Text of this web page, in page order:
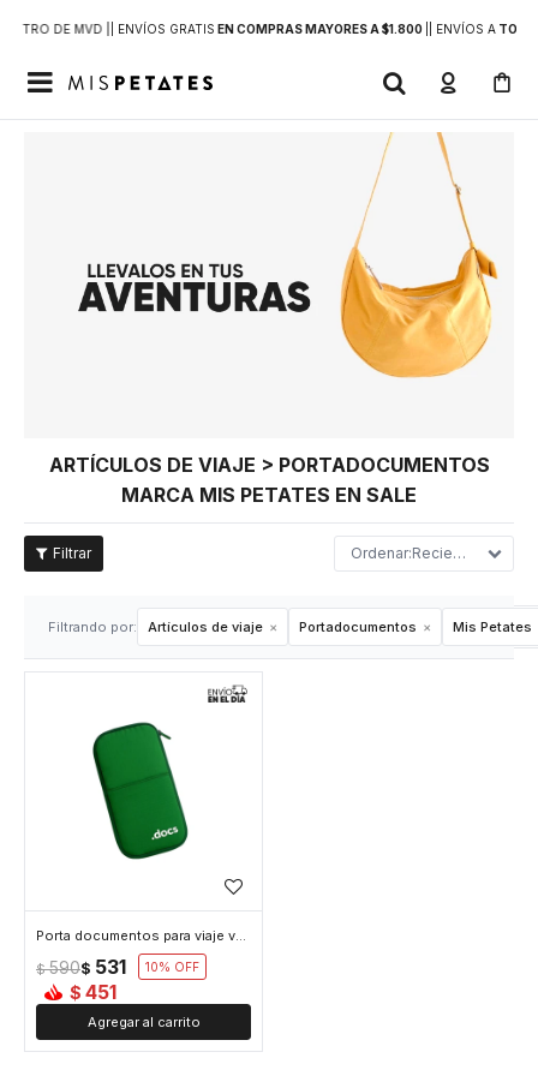
DE MVD | | ENVÍOS GRATIS EN COMPRAS MAYORES A $1.800 | ENVÍOS ATODO

ARTÍCULOS DE VIAJE > PORTADOCUMENTOS
MARCA MIS PETATES EN SALE
Recientes
Filtrando por: Artículos de viaje Portadocumentos Mis Petates
Porta documentos para viaje verde - Verde
$ 531
$ 590 10
$ 451